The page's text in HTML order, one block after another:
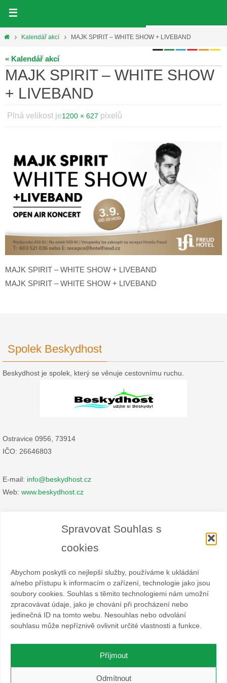
Spravovat Souhlas s
cookies
Abychom poskytli co nejlepší služby, používáme k ukládání
a/nebo přístupu k informacím o zařízení, technologie jako jsou
soubory cookies. Souhlas s těmito technologiemi nám umožní
zpracovávat údaje, jako je chování při procházení nebo
jedinečná ID na tomto webu. Nesouhlas nebo odvolání
souhlasu může nepříznivě ovlivnit určité vlastnosti a funkce.
Příjmout
Odmítnout
obsahHomeKalendář akcí MAJK SPIRIT – WHITE SHOW + LIVEBAND
« Kalendář akcí
MAJK SPIRIT – WHITE SHOW
+ LIVEBAND
Plná velikost je1200 × 627 pixelů
MAJK SPIRIT – WHITE SHOW + LIVEBAND
MAJK SPIRIT – WHITE SHOW + LIVEBAND
Spolek Beskydhost
Beskydhost je spolek, který se věnuje cestovnímu ruchu.
Ostravice 0956, 73914
IČO: 26646803
E-mail: info@beskydhost.cz
Web: www.beskydhost.cz
Spolek BESKYDHOST je dobrovolný svazek fyzických a
právnických osob podnikajících v hostinské živnosti
a příbuzných oborech v oblasti cestovního ruchu. Místem
nad Ostravicí.
O WordPress se stará